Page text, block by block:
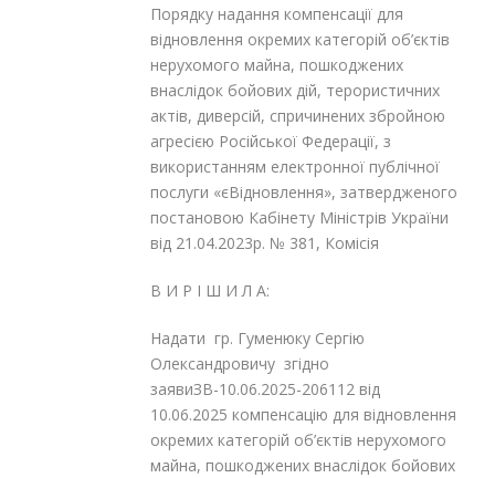
Порядку надання компенсації для
відновлення окремих категорій об’єктів
нерухомого майна, пошкоджених
внаслідок бойових дій, терористичних
актів, диверсій, спричинених збройною
агресією Російської Федерації, з
використанням електронної публічної
послуги «єВідновлення», затвердженого
постановою Кабінету Міністрів України
від 21.04.2023р. № 381, Комісія
В И Р І Ш И Л А:
Надати гр. Гуменюку Сергію
Олександровичу згідно
заявиЗВ-10.06.2025-206112 від
10.06.2025 компенсацію для відновлення
окремих категорій об’єктів нерухомого
майна, пошкоджених внаслідок бойових